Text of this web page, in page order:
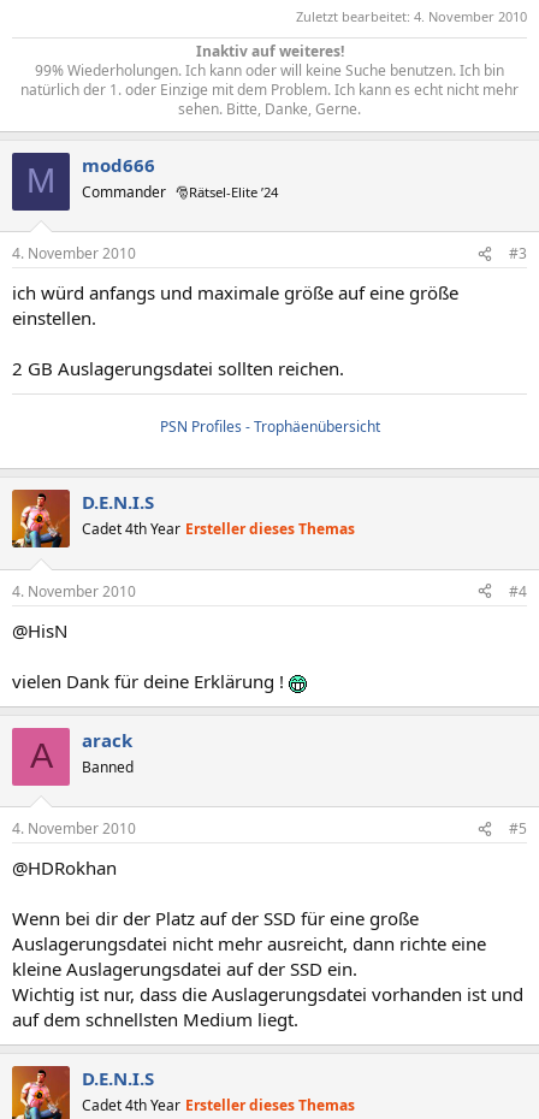
Zuletzt bearbeitet: 4. November 2010
Inaktiv auf weiteres!
99% Wiederholungen. Ich kann oder will keine Suche benutzen. Ich bin
natürlich der 1. oder Einzige mit dem Problem. Ich kann es echt nicht mehr
sehen. Bitte, Danke, Gerne.​
M mod666
Commander 🎅Rätsel-Elite ’24
4. November 2010 #3
ich würd anfangs und maximale größe auf eine größe
einstellen.
2 GB Auslagerungsdatei sollten reichen.
PSN Profiles - Trophäenübersicht
D.E.N.I.S
Cadet 4th Year Ersteller dieses Themas
4. November 2010 #4
@HisN
vielen Dank für deine Erklärung !
A arack
Banned
4. November 2010 #5
@HDRokhan
Wenn bei dir der Platz auf der SSD für eine große
Auslagerungsdatei nicht mehr ausreicht, dann richte eine
kleine Auslagerungsdatei auf der SSD ein.
Wichtig ist nur, dass die Auslagerungsdatei vorhanden ist und
auf dem schnellsten Medium liegt.
D.E.N.I.S
Cadet 4th Year Ersteller dieses Themas